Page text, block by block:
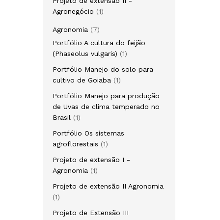
Agronegócio
11
Agronomia
77
produtos
Portfólio A cultura do feijão
(Phaseolus vulgaris)
11
Portfólio Manejo do solo para
cultivo de Goiaba
11
Portfólio Manejo para produção
de Uvas de clima temperado no
Brasil
11
Portfólio Os sistemas
agroflorestais
11
Projeto de extensão I -
Agronomia
11
Projeto de extensão II Agronomia
11
Projeto de Extensão III